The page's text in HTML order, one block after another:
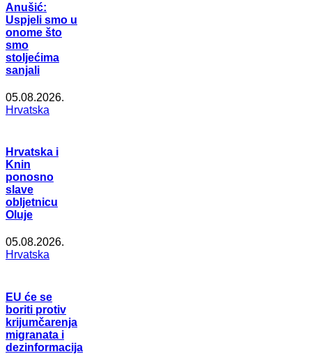
Anušić:
Uspjeli smo u
onome što
smo
stoljećima
sanjali
05.08.2026.
Hrvatska
Hrvatska i
Knin
ponosno
slave
obljetnicu
Oluje
05.08.2026.
Hrvatska
EU će se
boriti protiv
krijumčarenja
migranata i
dezinformacija